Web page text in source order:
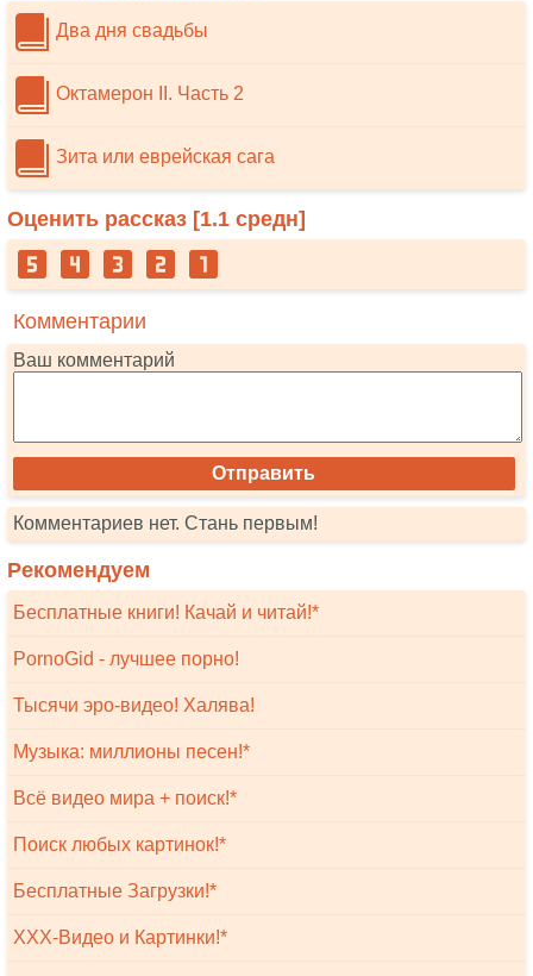
Два дня свадьбы
Октамерон II. Часть 2
Зита или еврейская сага
Оценить рассказ [1.1 средн]
Комментарии
Ваш комментарий
Комментариев нет. Стань первым!
Рекомендуем
Бесплатные книги! Качай и читай!*
PornoGid - лучшее порно!
Тысячи эро-видео! Халява!
Музыка: миллионы песен!*
Всё видео мира + поиск!*
Поиск любых картинок!*
Бесплатные Загрузки!*
XXX-Видео и Картинки!*